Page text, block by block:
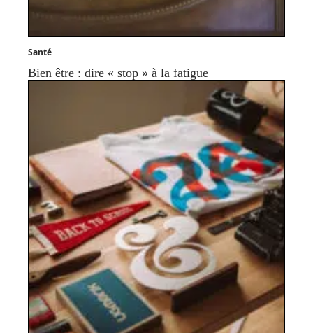
Santé
Bien être : dire « stop » à la fatigue